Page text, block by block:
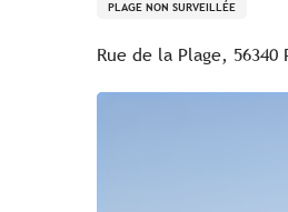
PLAGE NON SURVEILLÉE
Rue de la Plage, 56340